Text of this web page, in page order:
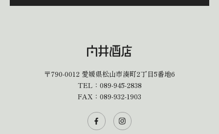
〒790-0012 愛媛県松山市湊町2丁目5番地6
TEL： 089-945-2838
FAX：089-932-1903